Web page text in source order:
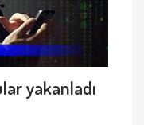
yakanladı